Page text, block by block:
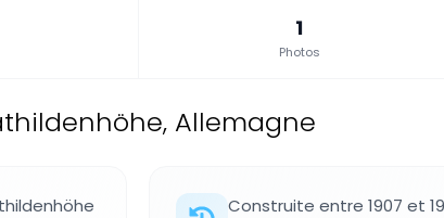
1
Photos
Allemagne
Construite entre 1907 et